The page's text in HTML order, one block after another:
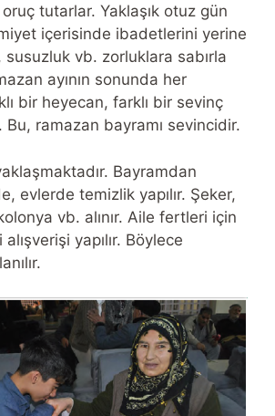
tutarlar. Yaklaşık otuz gün
içerisinde ibadetlerini yerine
susuzluk vb. zorluklara sabırla
ayının sonunda her
bir heyecan, farklı bir sevinç
Bu, ramazan bayramı sevincidir.
Bayramdan
evlerde temizlik yapılır. Şeker,
vb. alınır. Aile fertleri için
yapılır. Böylece